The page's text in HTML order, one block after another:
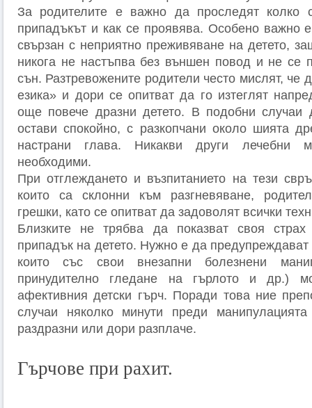
За родителите е важно да проследят колко
припадъкът и как се проявява. Особено важно
свързан с неприятно преживяване на детето,
никога не настъпва без външен повод и не се
сън. Разтревожените родители често мислят, че
езика» и дори се опитват да го изтеглят
още повече дразни детето. В подобни случаи
остави спокойно, с разкопчани около шията
настрани глава. Никакви други лечебни
необходими.
При отглеждането и възпитанието на тези
които са склонни към разгневяване,
грешки, като се опитват да задоволят всички
Близките не трябва да показват своя
припадък на детето. Нужно е да предупреждават
които със свои внезапни болезнени
принудително гледане на гърлото и др.)
афективния детски гърч. Поради това ние
случаи няколко минути преди
раздразни или дори разплаче.
Гърчове при рахит.